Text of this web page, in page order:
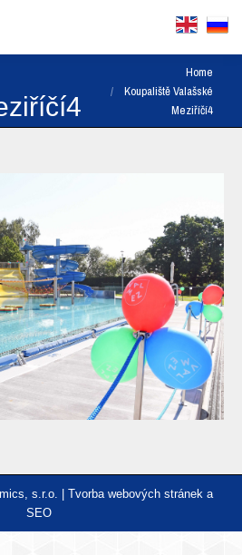
You are here:Home
Koupaliště Valašské
Meziříčí4
s.r.o. | Tvorba webových stránek a
SEO